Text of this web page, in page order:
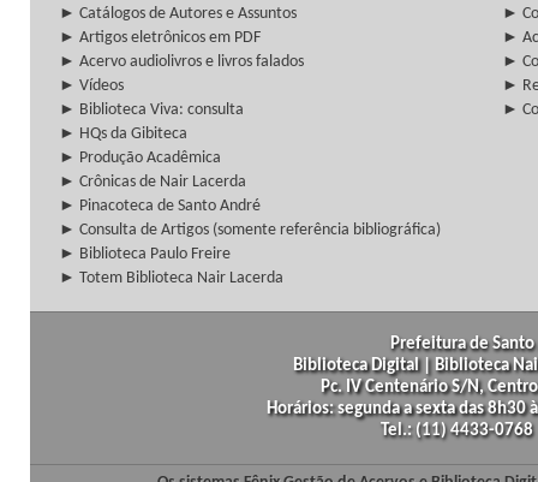
► Catálogos de Autores e Assuntos
►
► Artigos eletrônicos em PDF
►
► Acervo audiolivros e livros falados
►
► Vídeos
►
► Biblioteca Viva: consulta
►
► HQs da Gibiteca
► Produção Acadêmica
► Crônicas de Nair Lacerda
► Pinacoteca de Santo André
► Consulta de Artigos (somente referência bibliográfica)
► Biblioteca Paulo Freire
► Totem Biblioteca Nair Lacerda
Prefeitura de
Biblioteca Digital | Biblioteca
Pc. IV Centenário S/N,
Horários: segunda a sexta das
Tel.: (11) 4433-